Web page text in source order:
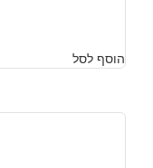
הוסף לסל